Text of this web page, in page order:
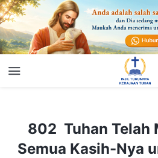
802 Tuhan Telah
Semua Kasih-Nya
Kembali